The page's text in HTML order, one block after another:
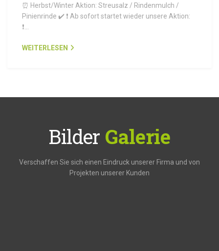
⏰ Herbst/Winter Aktion: Streusalz / Rindenmulch /
Pinienrinde ✔️ ❗ Ab sofort startet wieder unsere Aktion:
❗…
WEITERLESEN
Bilder Galerie
Verschaffen Sie sich einen Eindruck unserer Firma und von
Projekten unserer Kunden